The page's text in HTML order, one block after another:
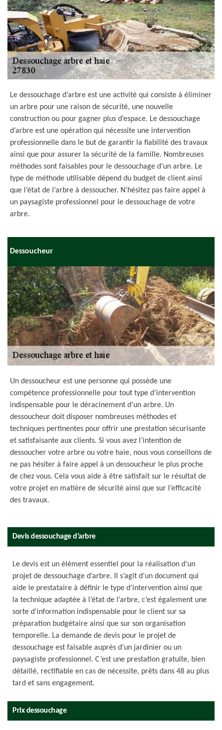
Le dessouchage d’arbre est une activité qui consiste à éliminer
un arbre pour une raison de sécurité, une nouvelle
construction ou pour gagner plus d’espace. Le dessouchage
d’arbre est une opération qui nécessite une intervention
professionnelle dans le but de garantir la fiabilité des travaux
ainsi que pour assurer la sécurité de la famille. Nombreuses
méthodes sont faisables pour le dessouchage d’un arbre. Le
type de méthode utilisable dépend du budget de client ainsi
que l’état de l’arbre à dessoucher. N’hésitez pas faire appel à
un paysagiste professionnel pour le dessouchage de votre
arbre.
Dessoucheur
Un dessoucheur est une personne qui possède une
compétence professionnelle pour tout type d’intervention
indispensable pour le déracinement d’un arbre. Un
dessoucheur doit disposer nombreuses méthodes et
techniques pertinentes pour offrir une prestation sécurisante
et satisfaisante aux clients. Si vous avez l’intention de
dessoucher votre arbre ou votre haie, nous vous conseillons de
ne pas hésiter à faire appel à un dessoucheur le plus proche
de chez vous. Cela vous aide à être satisfait sur le résultat de
votre projet en matière de sécurité ainsi que sur l’efficacité
des travaux.
Devis dessouchage d’arbre
Le devis est un élément essentiel pour la réalisation d’un
projet de dessouchage d’arbre. Il s’agit d’un document qui
aide le prestataire à définir le type d’intervention ainsi que
la technique adaptée à l’état de l’arbre, c’est également une
sorte d’information indispensable pour le client sur sa
préparation budgétaire ainsi que sur son organisation
temporelle. La demande de devis pour le projet de
dessouchage est faisable auprès d’un jardinier ou un
paysagiste professionnel. C’est une prestation gratuite, bien
détaillé, rectifiable en cas de nécessite, prêts dans 48 au plus
tard et sans engagement.
Prix dessouchage